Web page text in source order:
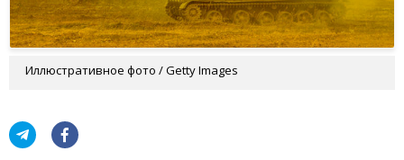
Иллюстративное фото / Getty Images